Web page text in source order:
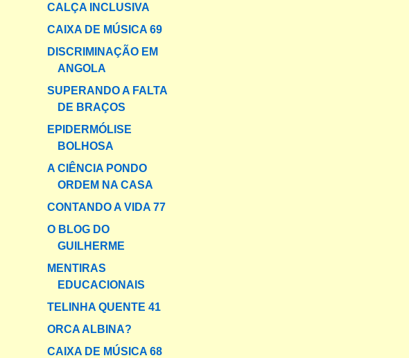
CALÇA INCLUSIVA
CAIXA DE MÚSICA 69
DISCRIMINAÇÃO EM
ANGOLA
SUPERANDO A FALTA
DE BRAÇOS
EPIDERMÓLISE
BOLHOSA
A CIÊNCIA PONDO
ORDEM NA CASA
CONTANDO A VIDA 77
O BLOG DO
GUILHERME
MENTIRAS
EDUCACIONAIS
TELINHA QUENTE 41
ORCA ALBINA?
CAIXA DE MÚSICA 68